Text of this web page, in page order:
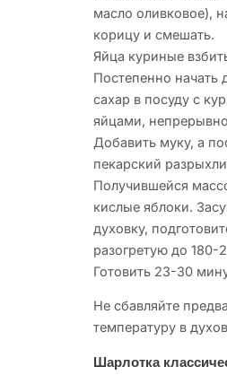
масло оливковое),
корицу и смешать.
Яйца куриные
Постепенно начать
сахар в посуду с
яйцами,
Добавить муку, а
пекарский
Получившейся
кислые яблоки.
духовку,
разогретую до 180-
Готовить 23-30
Не сбавляйте
температуру в
Шарлотка